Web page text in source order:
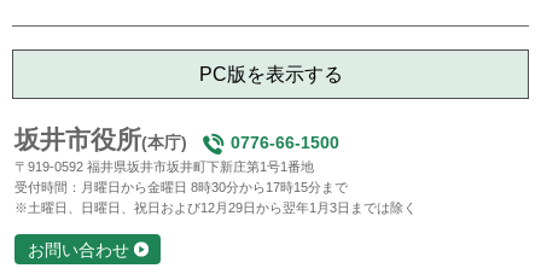
PC版を表示する
坂井市役所(本庁) 0776-66-1500
〒919-0592 福井県坂井市坂井町下新庄第1号1番地
受付時間：月曜日から金曜日 8時30分から17時15分まで
※土曜日、日曜日、祝日および12月29日から翌年1月3日までは除く
お問い合わせ